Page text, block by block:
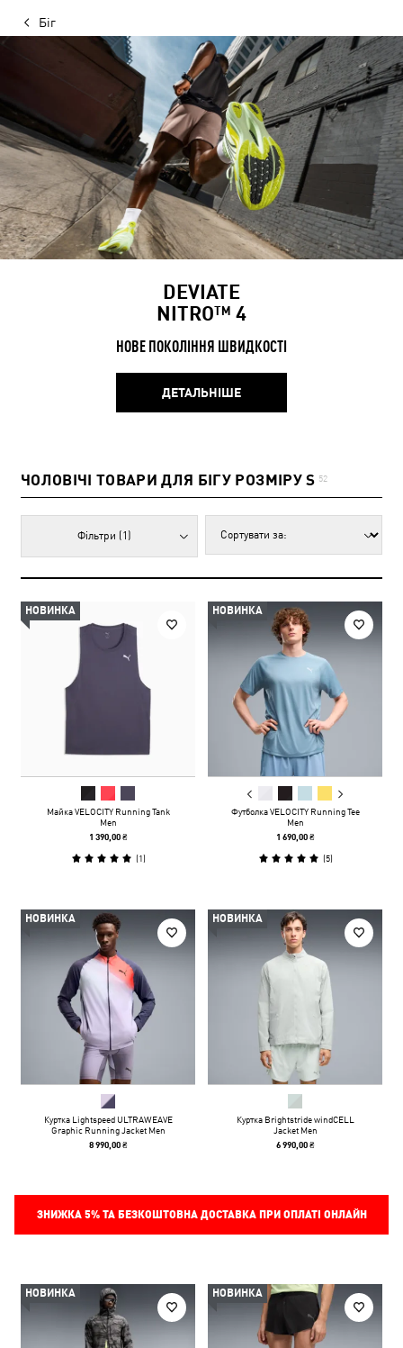
Біг
DEVIATE
NITRO™ 4
НОВЕ ПОКОЛІННЯ ШВИДКОСТІ
ДЕТАЛЬНІШЕ
ЧОЛОВІЧІ ТОВАРИ ДЛЯ БІГУ РОЗМІРУ S 52
Фільтри (1)
НОВИНКА
Майка VELOCITY Running Tank
Men
1 390,00 ₴
(1)
НОВИНКА
Футболка VELOCITY Running Tee
Men
1 690,00 ₴
(5)
НОВИНКА
Куртка Lightspeed ULTRAWEAVE
Graphic Running Jacket Men
8 990,00 ₴
НОВИНКА
Куртка Brightstride windCELL
Jacket Men
6 990,00 ₴
ЗНИЖКА 5%ТА БЕЗКОШТОВНА ДОСТАВКА ПРИ ОПЛАТІ ОНЛАЙН
НОВИНКА НОВИНКА